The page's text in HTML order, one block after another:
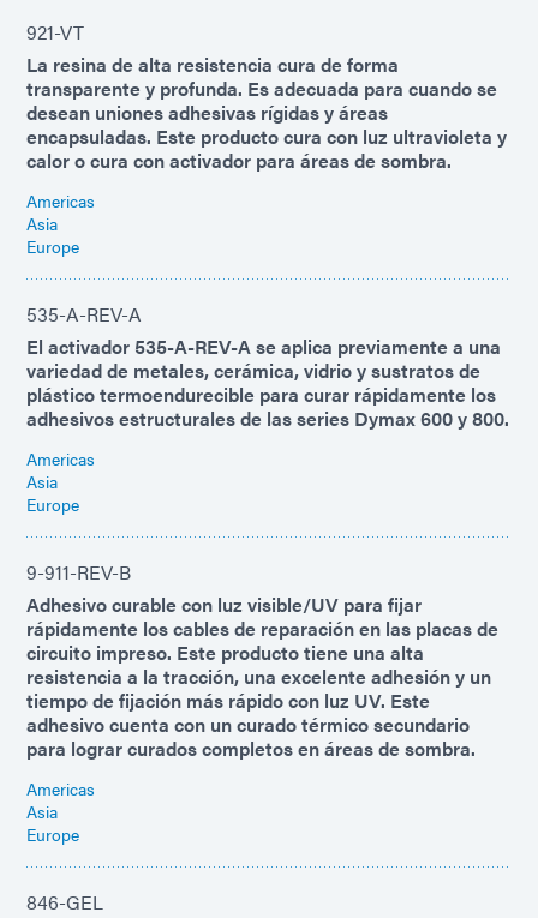
921-VT
La resina de alta resistencia cura de forma
transparente y profunda. Es adecuada para cuando se
desean uniones adhesivas rígidas y áreas
encapsuladas. Este producto cura con luz ultravioleta y
calor o cura con activador para áreas de sombra.
Americas
Asia
Europe
535-A-REV-A
El activador 535-A-REV-A se aplica previamente a una
variedad de metales, cerámica, vidrio y sustratos de
plástico termoendurecible para curar rápidamente los
adhesivos estructurales de las series Dymax 600 y 800.
Americas
Asia
Europe
9-911-REV-B
Adhesivo curable con luz visible/UV para fijar
rápidamente los cables de reparación en las placas de
circuito impreso. Este producto tiene una alta
resistencia a la tracción, una excelente adhesión y un
tiempo de fijación más rápido con luz UV. Este
adhesivo cuenta con un curado térmico secundario
para lograr curados completos en áreas de sombra.
Americas
Asia
Europe
846-GEL